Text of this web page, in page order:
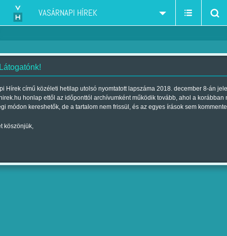
Hírek című közéleti hetilap utolsó nyomtatott lapszáma 2018. december 8-án
honlap ettől az időponttól archívumként működik tovább, ahol a korábban
módon kereshetők, de a tartalom nem frissül, és az egyes írások sem
köszönjük,
VASÁRNAPI HÍREK